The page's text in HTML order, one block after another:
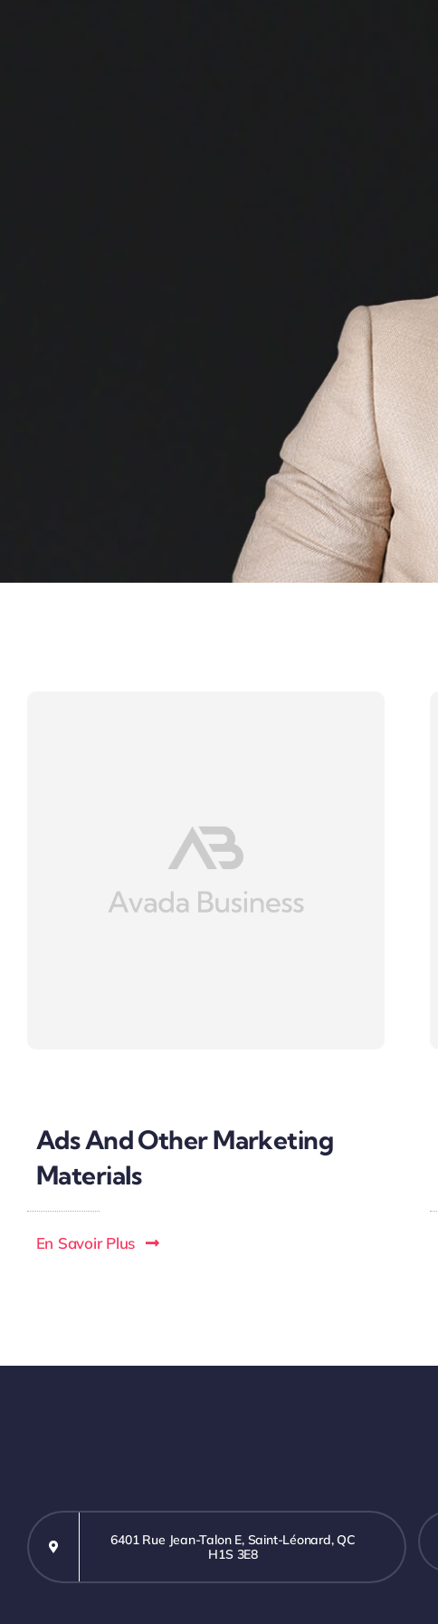
Ads And Other Marketing
Materials
En Savoir Plus
6401 Rue Jean-Talon E, Saint-Léonard, QC
H1S 3E8